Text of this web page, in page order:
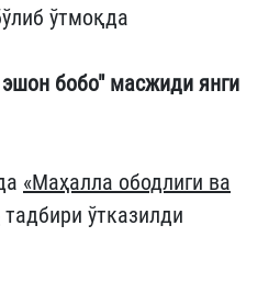
ўтмоқда
бобо" масжиди янги
«Маҳалла ободлиги ва
тадбири ўтказилди